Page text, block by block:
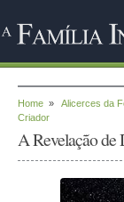
Home » Alicerces da
Criador
A Revelação de